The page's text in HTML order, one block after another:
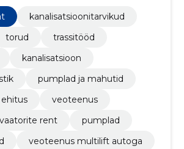
kanalisatsioonitarvikud
torud
trassitööd
kanalisatsioon
pumplad ja mahutid
veoteenus
rent
pumplad
veoteenus multilift autoga